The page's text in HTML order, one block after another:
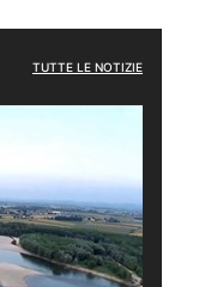
TUTTE LE NOTIZIE